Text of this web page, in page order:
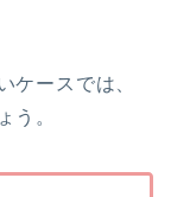
ケースでは、
う。